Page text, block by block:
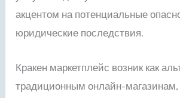
акцентом на потенциальные
юридические последствия.
Кракен маркетплейс возник как
традиционным онлайн-магазинам,